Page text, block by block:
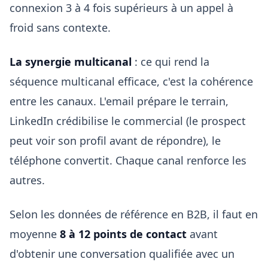
connexion 3 à 4 fois supérieurs à un appel à
froid sans contexte.
La synergie multicanal : ce qui rend la
séquence multicanal efficace, c'est la cohérence
entre les canaux. L'email prépare le terrain,
LinkedIn crédibilise le commercial (le prospect
peut voir son profil avant de répondre), le
téléphone convertit. Chaque canal renforce les
autres.
Selon les données de référence en B2B, il faut en
moyenne 8 à 12 points de contact avant
d'obtenir une conversation qualifiée avec un